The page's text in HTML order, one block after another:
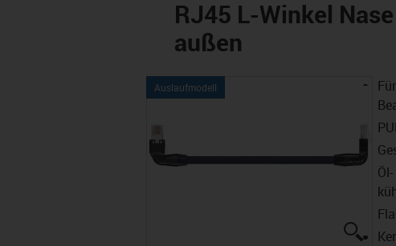
RJ45 L-Winkel
außen
Auslaufmodell